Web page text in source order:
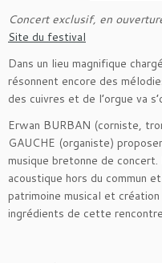
Concert exclusif, en
Site du festival
Dans un lieu magnifique
résonnent encore des
des cuivres et de l’orgue va
Erwan BURBAN (corniste,
GAUCHE (organiste)
musique bretonne de
acoustique hors du commun
patrimoine musical et
ingrédients de cette